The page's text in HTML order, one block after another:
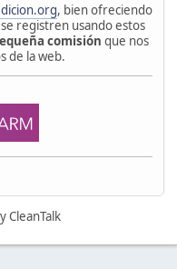
, bien ofreciendo
registren usando estos
comisión que nos
de la web.
CleanTalk